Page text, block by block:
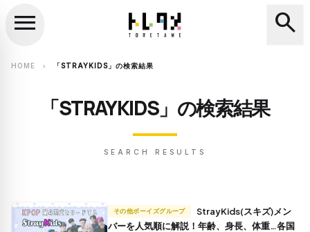
search
menu search
HOME chevron_right 「STRAYKIDS」の検索結果
「STRAYKIDS」の検索結果
SEARCH RESULTS
その他ボーイズグループ
バーを人気順に解説！年齢、身長、体重…各国